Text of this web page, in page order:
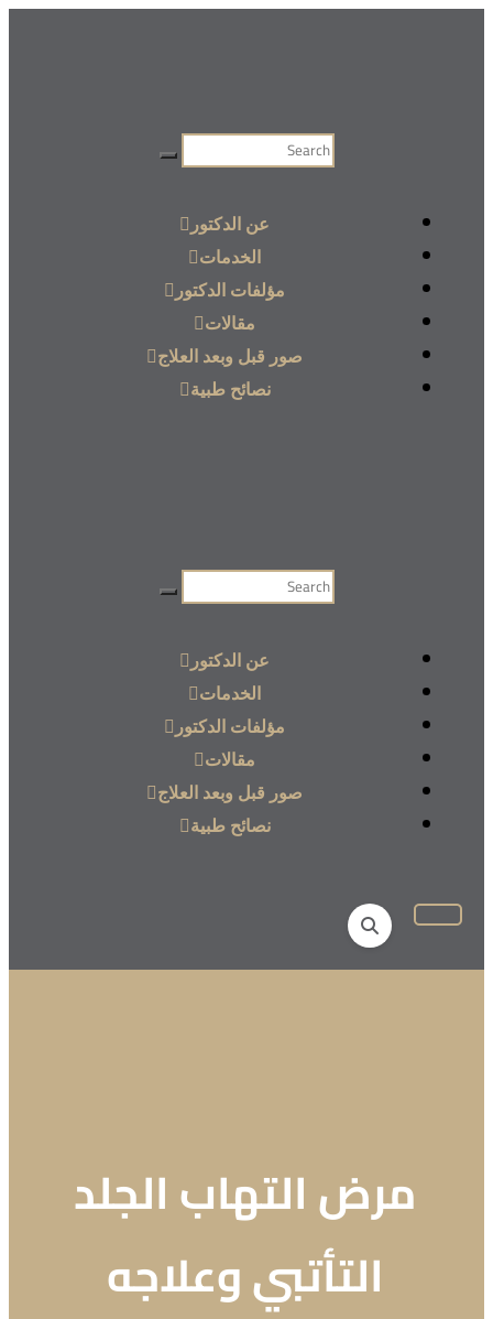
عن الدكتور
الخدمات
مؤلفات الدكتور
صور قبل وبعد العلاج
نصائح طبية
عن الدكتور
الخدمات
مؤلفات الدكتور
صور قبل وبعد العلاج
نصائح طبية
مرض التهاب الجلد
التأتبي وعلاجه